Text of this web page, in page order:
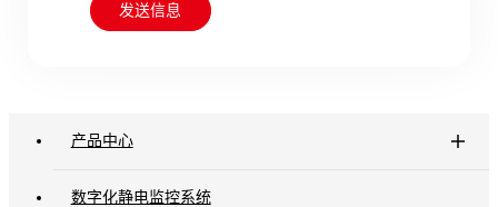
发送信息
产品中心
数字化静电监控系统